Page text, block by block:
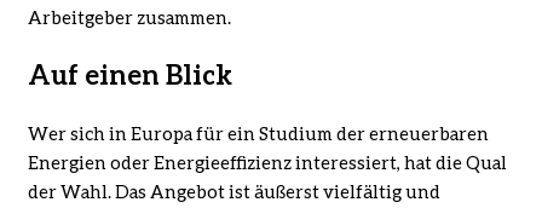
Arbeitgeber zusammen.
Auf einen Blick
Wer sich in Europa für ein Studium der erneuerbaren
Energien oder Energieeffizienz interessiert, hat die Qual
der Wahl. Das Angebot ist äußerst vielfältig und